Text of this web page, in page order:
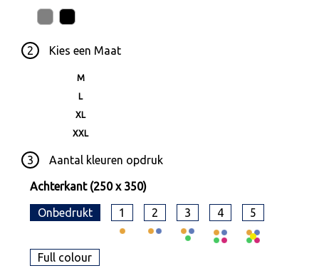
2 Kies een Maat
M
L
XL
XXL
3 Aantal kleuren opdruk
Achterkant (250 x 350)
Onbedrukt 1 2 3 4 5
Full colour